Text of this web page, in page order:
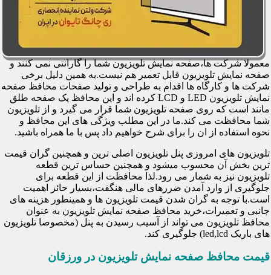
معمولا شرکت ها،صفحه نمایش تلویزیون شما را گارانتی نمی کنند و
صفحه نمایش تلویزیون قابل تعمیر هم نیست.به همین دلیل برخی
شرکت ها و کارگاه ها اقدام به طراحی و تولید صفحات محافظ صفحه
نمایش تلویزیون LED و LCD کرده اند و این محافظ یک صفحه طلق
مانند است که روی صفحه تلویزیون شما قرار می گیرد و از تلویزیون
شما محافظت می کند.ما در این مطلب ویژگی های این محافظ و
نحوه استفاده از ان را برای شرح خواهیم داد پس با ما همراه باشید.
تلویزیون های امروزی پنل تلویزیون اصلی ترین و همچنین گران قیمت
ترین بخش آن محسوب میشود و همچنین حساس ترین قطعه
تلویزیون نیز به شمار می رود.لذا محافظت از این قطعه برای
جلوگیری از وارد آمدن ضررهای مالی هنگفت،بسیار حائز اهمیت
است.با توجه به گران شدن قیمت تلویزیون ها و همینطور هزینه های
جانبی و تعمیرات،خرید محافظ صفحه نمایش تلویزیون به عنوان
محافظ تلویزیون می تواند از آسیب رسیدن به پنل (مخصوصا تلویزیون
های باریک led,lcd) جلوگیری کند.
قیمت محافظ صفحه نمایش تلویزیون در ورزقان